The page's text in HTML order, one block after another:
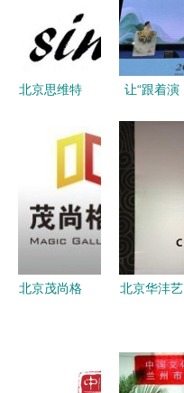
北京思维特
播有限责任
让“跟着演
旅新热潮
北京茂尚格
梦，深耕首
北京华沣艺
土，绽放创